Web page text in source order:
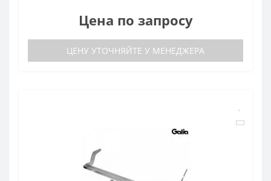
Цена по запросу
ЦЕНУ УТОЧНЯЙТЕ У МЕНЕДЖЕРА